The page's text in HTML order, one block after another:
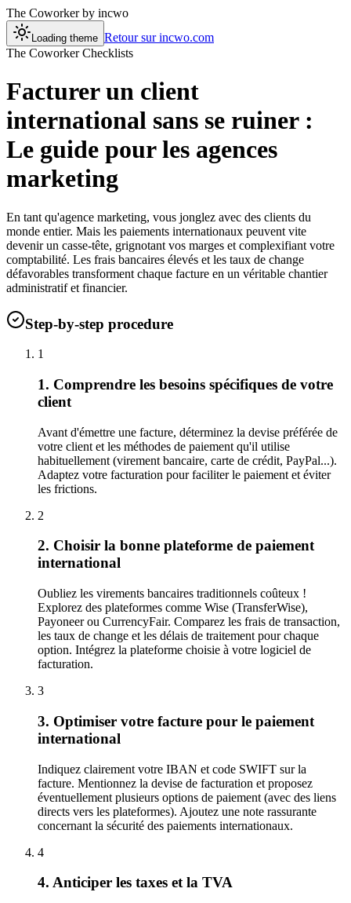
The Coworkerby incwo
Loading theme Retour sur incwo.com
The Coworker Checklists
Facturer un client
international sans se ruiner :
Le guide pour les agences
marketing
En tant qu'agence marketing, vous jonglez avec des clients du
monde entier. Mais les paiements internationaux peuvent vite
devenir un casse-tête, grignotant vos marges et complexifiant votre
comptabilité. Les frais bancaires élevés et les taux de change
défavorables transforment chaque facture en un véritable chantier
administratif et financier.
Step-by-step procedure
1
1. Comprendre les besoins spécifiques de votre
client
Avant d'émettre une facture, déterminez la devise préférée de
votre client et les méthodes de paiement qu'il utilise
habituellement (virement bancaire, carte de crédit, PayPal...).
Adaptez votre facturation pour faciliter le paiement et éviter
les frictions.
2
2. Choisir la bonne plateforme de paiement
international
Oubliez les virements bancaires traditionnels coûteux !
Explorez des plateformes comme Wise (TransferWise),
Payoneer ou CurrencyFair. Comparez les frais de transaction,
les taux de change et les délais de traitement pour chaque
option. Intégrez la plateforme choisie à votre logiciel de
facturation.
3
3. Optimiser votre facture pour le paiement
international
Indiquez clairement votre IBAN et code SWIFT sur la
facture. Mentionnez la devise de facturation et proposez
éventuellement plusieurs options de paiement (avec des liens
directs vers les plateformes). Ajoutez une note rassurante
concernant la sécurité des paiements internationaux.
4
4. Anticiper les taxes et la TVA